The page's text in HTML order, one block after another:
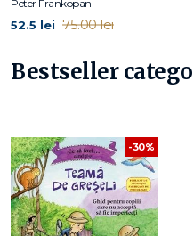
Peter Frankopan
52.5 lei 75.00 lei
Bestseller
-30%